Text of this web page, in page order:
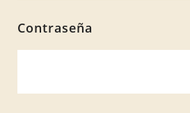
Contraseña